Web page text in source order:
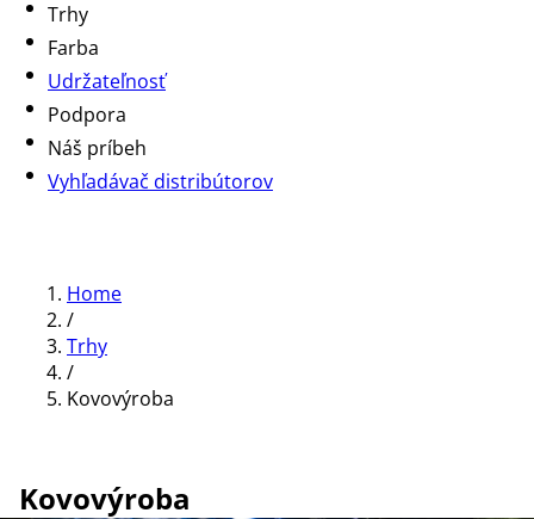
Trhy
Farba
Udržateľnosť
Podpora
Náš príbeh
Vyhľadávač distribútorov
Home
/
Trhy
/
Kovovýroba
Kovovýroba